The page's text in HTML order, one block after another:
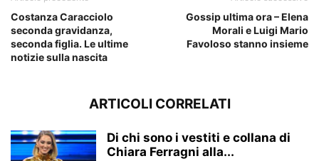
Costanza Caracciolo
seconda gravidanza,
seconda figlia. Le ultime
notizie sulla nascita
Gossip ultima ora – Elena
Morali e Luigi Mario
Favoloso stanno insieme
ARTICOLI CORRELATI
Di chi sono i vestiti e collana di
Chiara Ferragni alla...